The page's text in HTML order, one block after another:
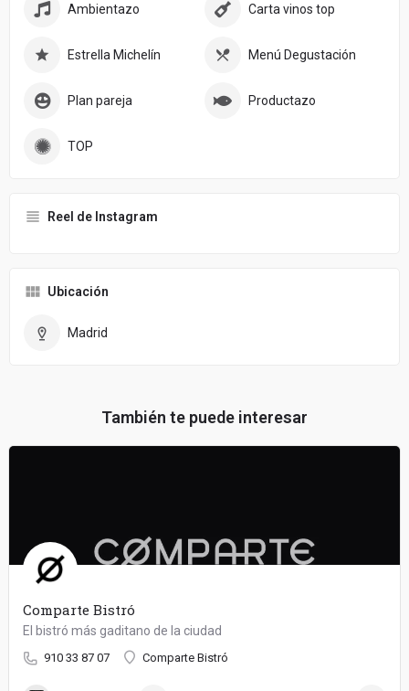
Ambientazo Carta vinos top
Estrella Michelín Menú Degustación
Plan pareja Productazo
TOP
Reel de Instagram
Ubicación
Madrid
También te puede interesar
Comparte Bistró
El bistró más gaditano de la ciudad
910 33 87 07 Comparte Bistró